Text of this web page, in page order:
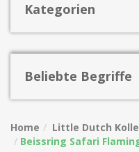
Kategorien
Beliebte Begriffe
Home Little Dutch
Beissring Safari